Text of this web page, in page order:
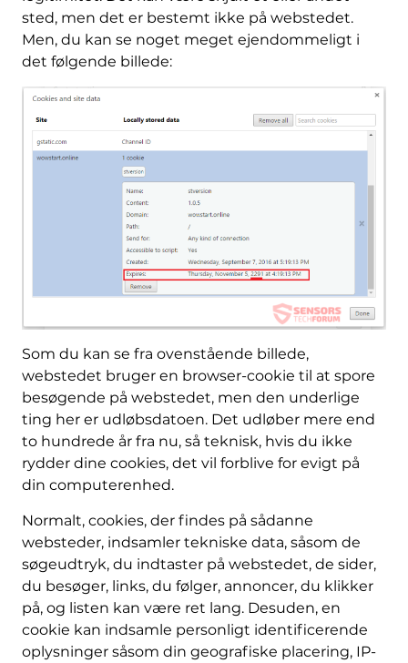
sted, men det er bestemt ikke på webstedet.
Men, du kan se noget meget ejendommeligt i
det følgende billede:
Som du kan se fra ovenstående billede,
webstedet bruger en browser-cookie til at spore
besøgende på webstedet, men den underlige
ting her er udløbsdatoen. Det udløber mere end
to hundrede år fra nu, så teknisk, hvis du ikke
rydder dine cookies, det vil forblive for evigt på
din computerenhed.
Normalt, cookies, der findes på sådanne
websteder, indsamler tekniske data, såsom de
søgeudtryk, du indtaster på webstedet, de sider,
du besøger, links, du følger, annoncer, du klikker
på, og listen kan være ret lang. Desuden, en
cookie kan indsamle personligt identificerende
oplysninger såsom din geografiske placering, IP-